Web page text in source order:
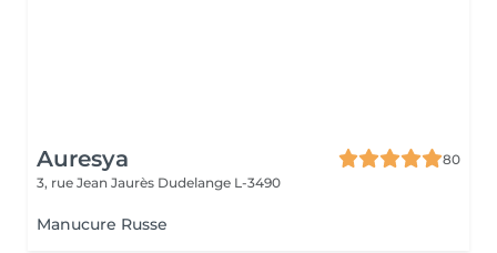
Auresya
80
3, rue Jean Jaurès Dudelange L-3490
Manucure Russe